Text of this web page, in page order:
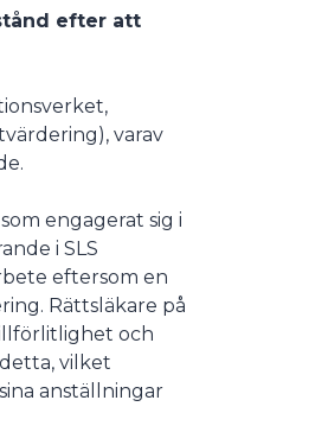
efter att
varav
engagerat sig i
i SLS
eftersom en
Rättsläkare på
och
vilket
anställningar